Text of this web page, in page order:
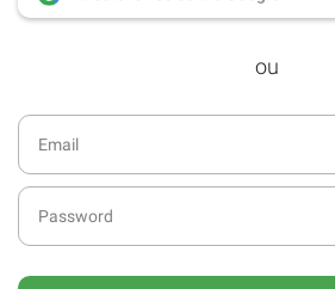
desde dezembro de
Acesso ao formato
SÁBADO.
diário da atualidade.
publicidade reduzida e
no site.
ou